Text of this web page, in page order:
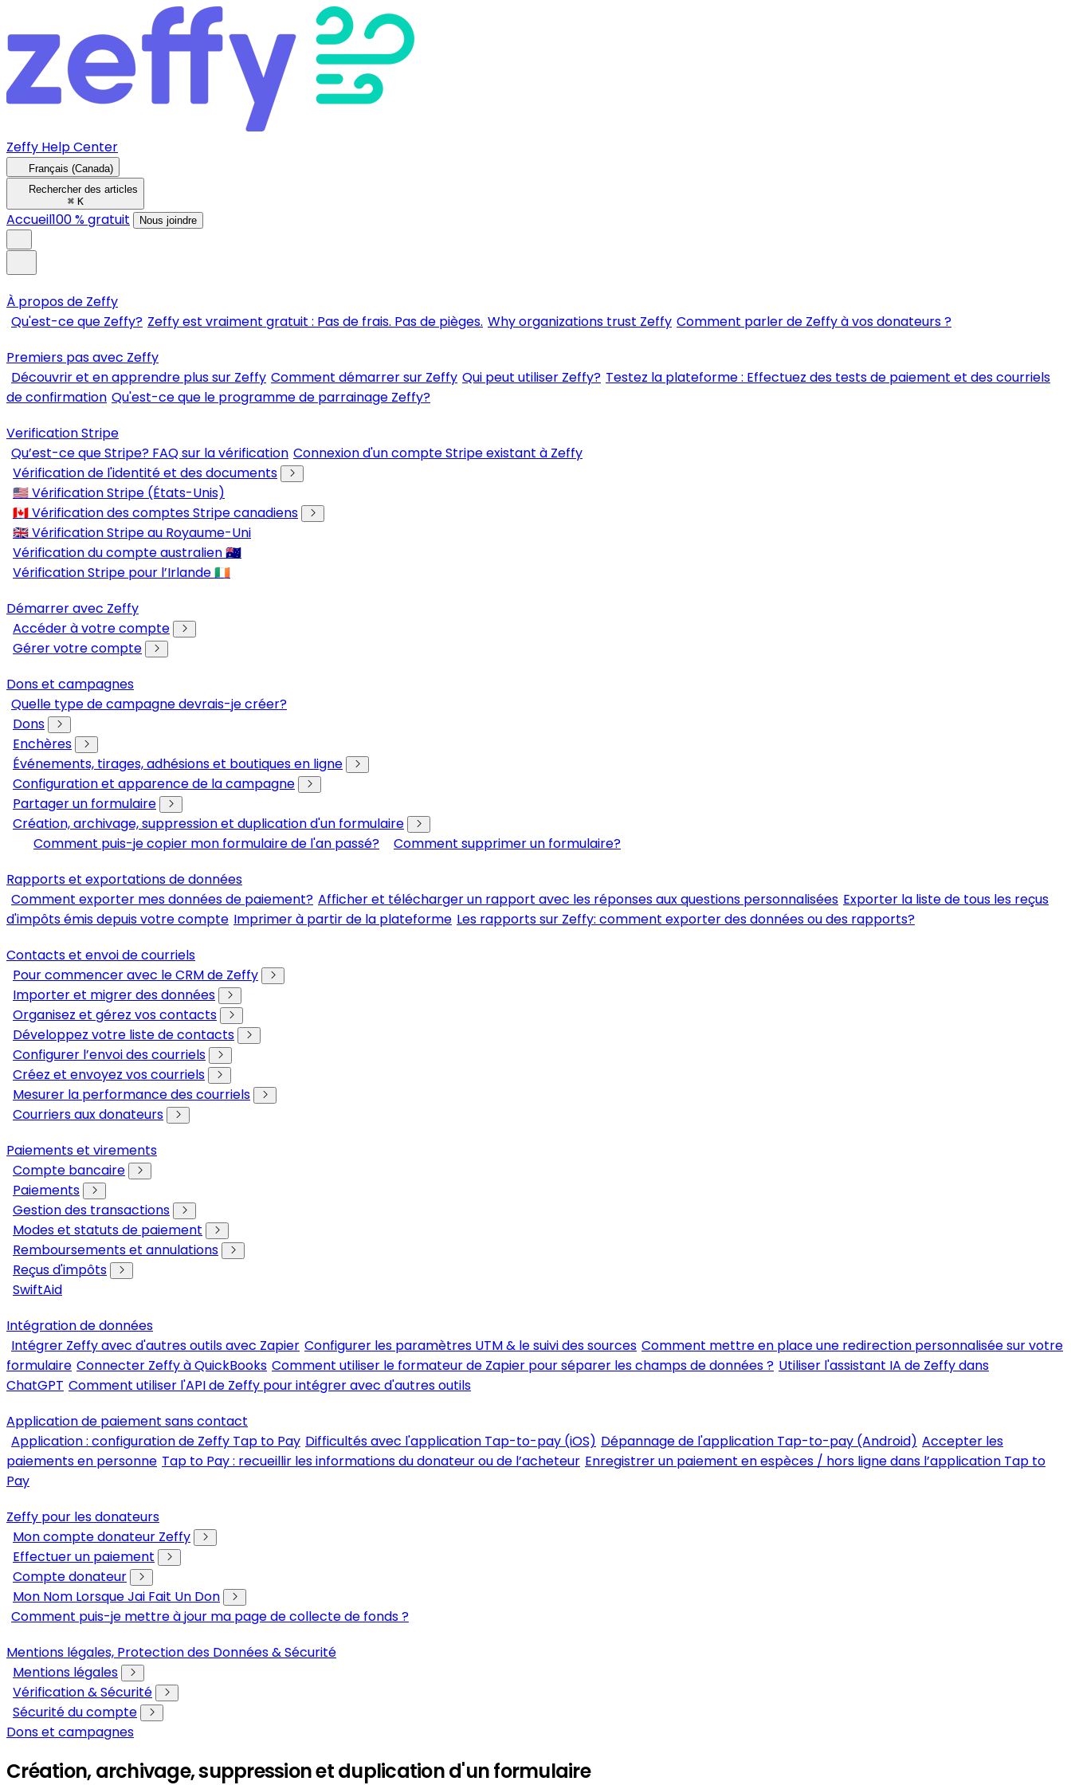
Zeffy Help Center
Français (Canada)
Rechercher des articles
⌘ K
Accueil100 % gratuit Nous joindre
À propos de Zeffy
Qu'est-ce que Zeffy? Zeffy est vraiment gratuit : Pas de frais. Pas de pièges. Why organizations trust Zeffy Comment parler de Zeffy à vos donateurs ?
Premiers pas avec Zeffy
Découvrir et en apprendre plus sur Zeffy Comment démarrer sur Zeffy Qui peut utiliser Zeffy? Testez la plateforme : Effectuez des tests de paiement et des courriels
de confirmation Qu'est-ce que le programme de parrainage Zeffy?
Verification Stripe
Qu’est-ce que Stripe? FAQ sur la vérification Connexion d'un compte Stripe existant à Zeffy
Vérification de l'identité et des documents
🇺🇸 Vérification Stripe (États-Unis)
🇨🇦 Vérification des comptes Stripe canadiens
🇬🇧 Vérification Stripe au Royaume-Uni
Vérification du compte australien 🇦🇺
Vérification Stripe pour l’Irlande 🇮🇪
Démarrer avec Zeffy
Accéder à votre compte
Gérer votre compte
Dons et campagnes
Quelle type de campagne devrais-je créer?
Dons
Enchères
Événements, tirages, adhésions et boutiques en ligne
Configuration et apparence de la campagne
Partager un formulaire
Création, archivage, suppression et duplication d'un formulaire
Comment puis-je copier mon formulaire de l'an passé?
Comment supprimer un formulaire?
Rapports et exportations de données
Comment exporter mes données de paiement? Afficher et télécharger un rapport avec les réponses aux questions personnalisées Exporter la liste de tous les reçus
d'impôts émis depuis votre compte Imprimer à partir de la plateforme Les rapports sur Zeffy: comment exporter des données ou des rapports?
Contacts et envoi de courriels
Pour commencer avec le CRM de Zeffy
Importer et migrer des données
Organisez et gérez vos contacts
Développez votre liste de contacts
Configurer l’envoi des courriels
Créez et envoyez vos courriels
Mesurer la performance des courriels
Courriers aux donateurs
Paiements et virements
Compte bancaire
Paiements
Gestion des transactions
Modes et statuts de paiement
Remboursements et annulations
Reçus d'impôts
SwiftAid
Intégration de données
Intégrer Zeffy avec d'autres outils avec Zapier Configurer les paramètres UTM & le suivi des sources Comment mettre en place une redirection personnalisée sur votre
formulaire Connecter Zeffy à QuickBooks Comment utiliser le formateur de Zapier pour séparer les champs de données ? Utiliser l'assistant IA de Zeffy dans
ChatGPT Comment utiliser l'API de Zeffy pour intégrer avec d'autres outils
Application de paiement sans contact
Application : configuration de Zeffy Tap to Pay Difficultés avec l'application Tap-to-pay (iOS) Dépannage de l'application Tap-to-pay (Android) Accepter les
paiements en personne Tap to Pay : recueillir les informations du donateur ou de l’acheteur Enregistrer un paiement en espèces / hors ligne dans l’application Tap to
Pay
Zeffy pour les donateurs
Mon compte donateur Zeffy
Effectuer un paiement
Compte donateur
Mon Nom Lorsque Jai Fait Un Don
Comment puis-je mettre à jour ma page de collecte de fonds ?
Mentions légales, Protection des Données & Sécurité
Mentions légales
Vérification & Sécurité
Sécurité du compte
Dons et campagnes
Création, archivage, suppression et duplication d'un formulaire